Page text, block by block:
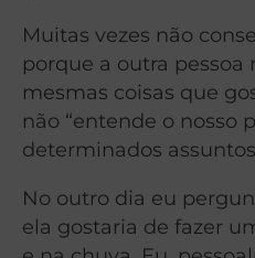
Muitas vezes não
porque a outra pessoa
mesmas coisas que
não “entende o nosso
determinados
No outro dia eu
ela gostaria de fazer